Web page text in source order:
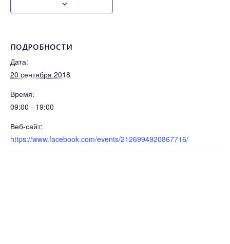
ПОДРОБНОСТИ
Дата:
20 сентября 2018
Время:
09:00 - 19:00
Веб-сайт:
https://www.facebook.com/events/2126994920867716/